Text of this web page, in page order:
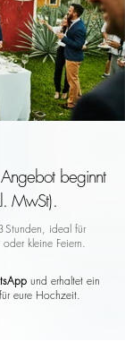
beginnt
MwSt).
ideal für
kleine Feiern.
und erhaltet ein
eure Hochzeit.